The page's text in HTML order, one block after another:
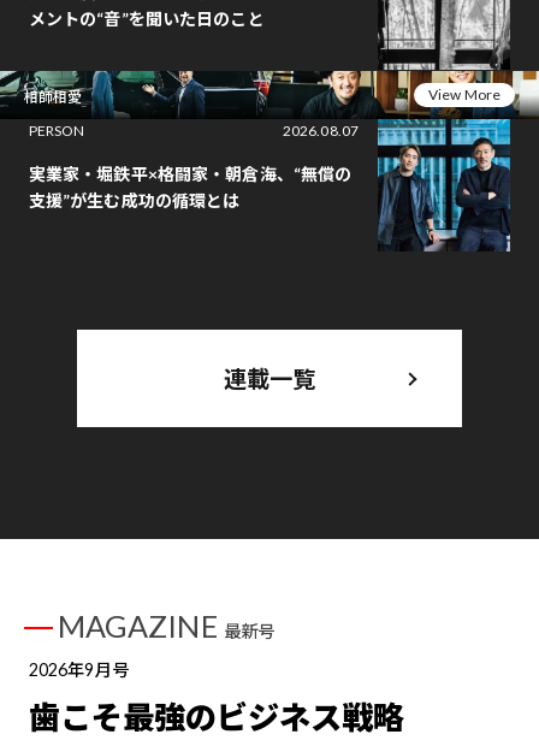
メントの“音”を聞いた日のこと
相師相愛
View More
PERSON
2026.08.07
実業家・堀鉄平×格闘家・朝倉海、“無償の
支援”が生む成功の循環とは
連載一覧
MAGAZINE 最新号
2026年9月号
歯こそ最強のビジネス戦略